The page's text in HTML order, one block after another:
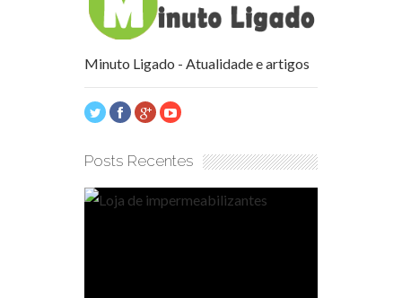
Minuto Ligado - Atualidade e artigos
Posts Recentes